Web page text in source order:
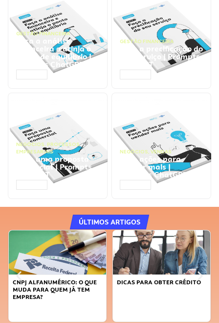
GESTÃO FINANCEIRA
Faça a análise
financeira e atinja o
ponto de equilíbrio |
Prompts ChatGPT
GESTÃO FINANCEIRA
Faça a precificação do
seu serviço | Prompts
ChatGPT
NEGÓCIOS, PROCESSOS
EMPRESARIAIS
Faça uma proposta
comercial | Prompts
ChatGPT
NEGÓCIOS, VENDAS
Faça ações para
vender mais |
Prompts ChatGPT
ÚLTIMOS ARTIGOS
CNPJ ALFANUMÉRICO: O QUE
MUDA PARA QUEM JÁ TEM
EMPRESA?
DICAS PARA OBTER CRÉDITO